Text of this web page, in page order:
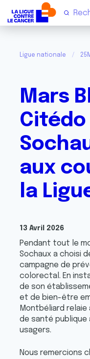
Ligue nationale
Mars
Citédo
aux
la
13 Avril 2026
Pendant tout le
Sochaux a choisi
campagne de
colorectal. En
de son
et de bien-être
Montbéliard
de santé publique
usagers.
Nous remercions